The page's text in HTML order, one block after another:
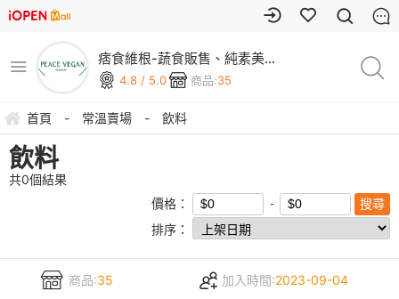
痞食維根-蔬食販售、純素美
食、素食商城
4.8 / 5.0 商品:35
首頁 - 常溫賣場 - 飲料
飲料
共0個結果
價格：
排序：
商品:35 加入時間:2023-09-04